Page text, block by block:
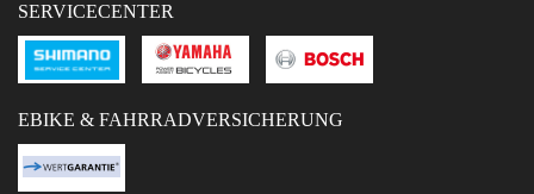
SERVICECENTER
EBIKE & FAHRRADVERSICHERUNG